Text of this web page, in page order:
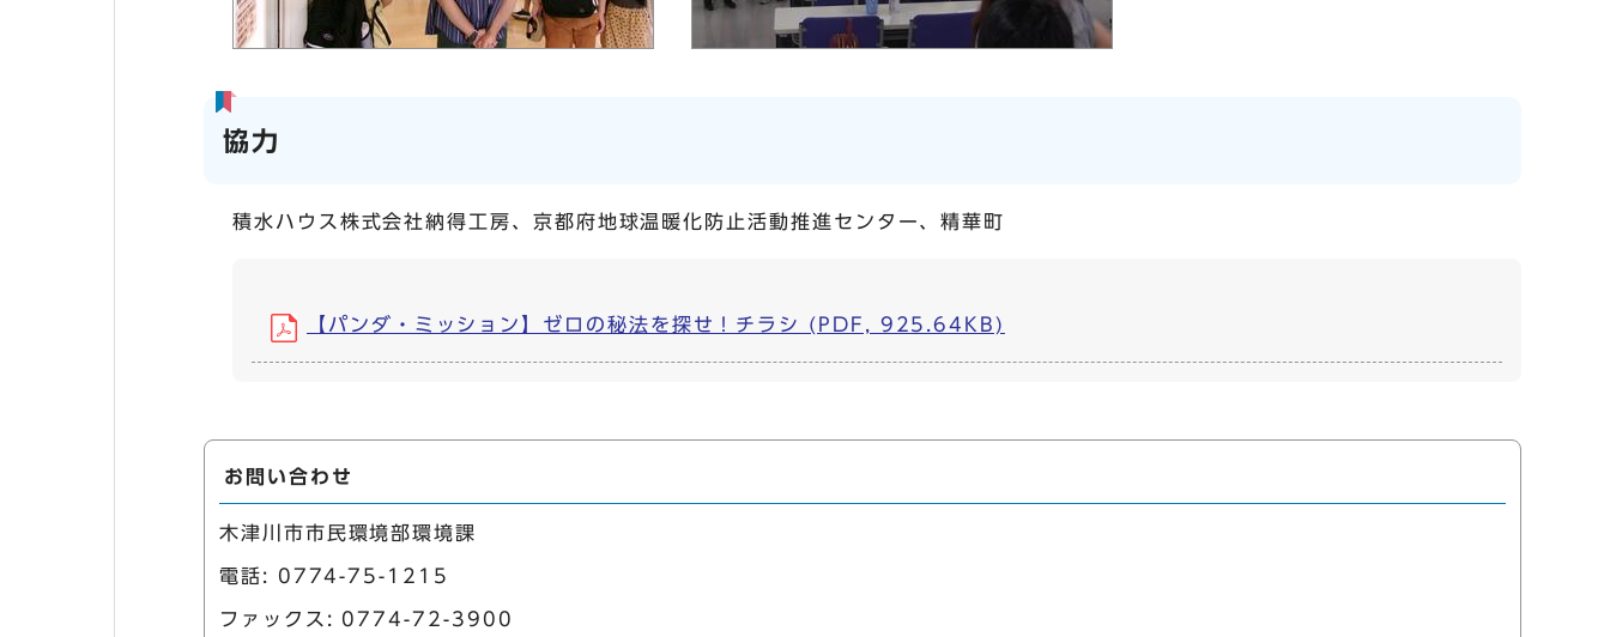
協力
積水ハウス株式会社納得工房、京都府地球温暖化防止活動推進センター、精華町
【パンダ・ミッション】ゼロの秘法を探せ！チラシ (PDF, 925.64KB)
お問い合わせ
木津川市市民環境部環境課
電話: 0774-75-1215
ファックス: 0774-72-3900